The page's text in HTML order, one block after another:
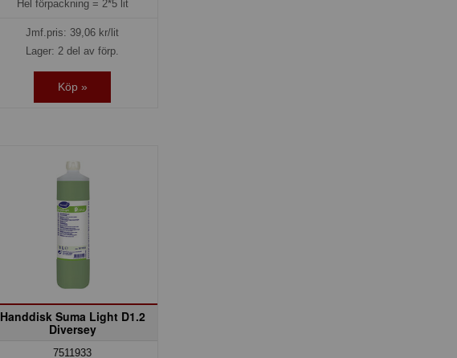
Hel förpackning = 2*5 lit
Jmf.pris: 39,06 kr/lit
Lager: 2 del av förp.
Köp »
Handdisk Suma Light D1.2
Diversey
7511933